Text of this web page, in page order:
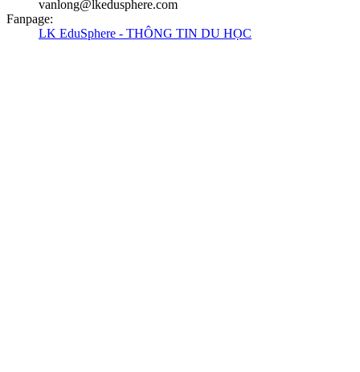
vanlong@lkedusphere.com
Fanpage:
LK EduSphere - THÔNG TIN DU HỌC